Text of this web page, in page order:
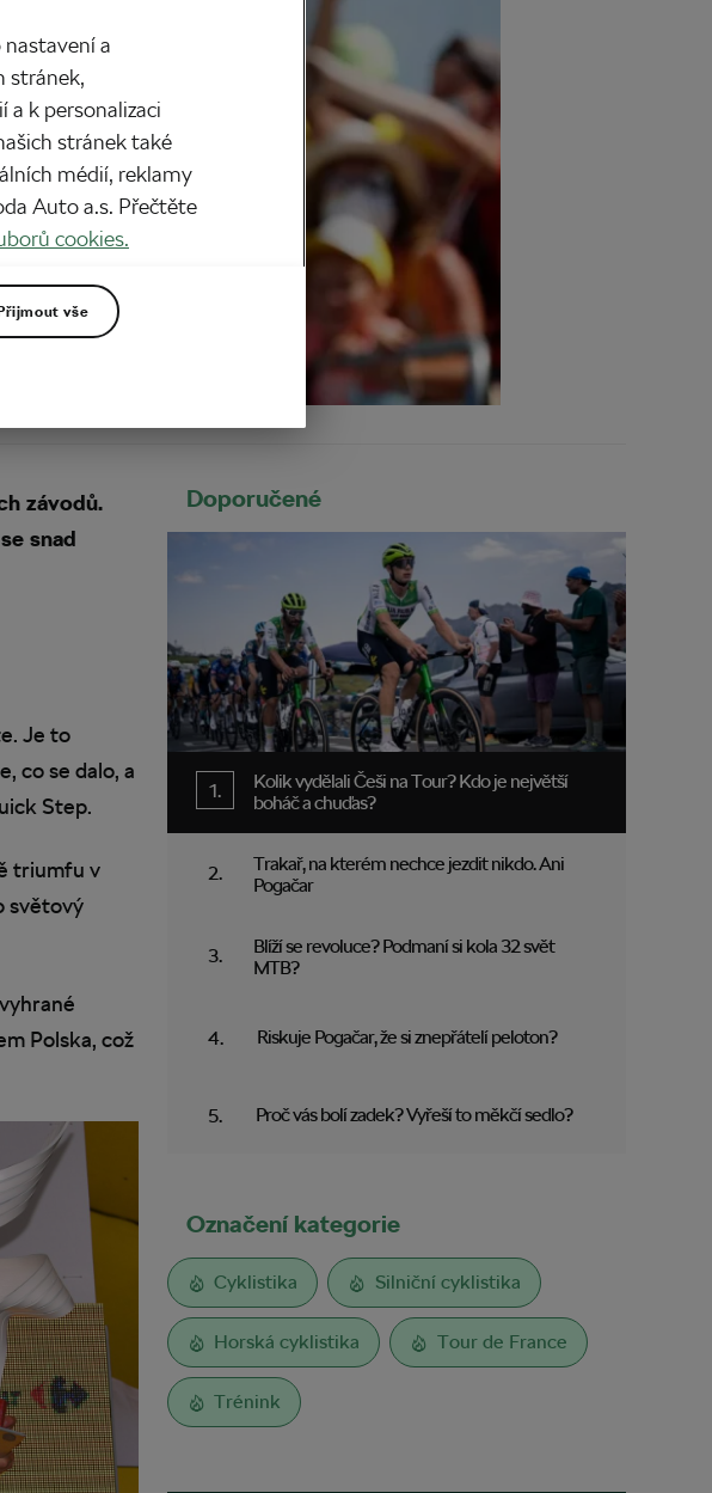
závodů.
snad
Je to
co se dalo, a
Step.
triumfu v
světový
Polska, což
Doporučené
Kolik vydělali Češi na Tour? Kdo je největší
boháč a chuďas?
Trakař, na kterém nechce jezdit nikdo. Ani
Pogačar
Blíží se revoluce? Podmaní si kola 32 svět
MTB?
Riskuje Pogačar, že si znepřátelí peloton?
Proč vás bolí zadek? Vyřeší to měkčí sedlo?
Označení kategorie
Cyklistika Silniční cyklistika
Horská cyklistika Tour de France
Trénink
nastavení a
stránek,
a k personalizaci
stránek také
médií, reklamy
Auto a.s. Přečtěte
cookies.
vše